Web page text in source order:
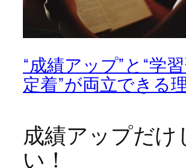
“成績アップ”と“学
定着”が両立できる
成績アップだけ
い！